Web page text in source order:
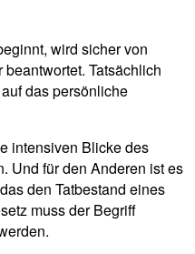
wird sicher von
Tatsächlich
das persönliche
intensiven Blicke des
Und für den Anderen ist es
den Tatbestand eines
muss der Begriff